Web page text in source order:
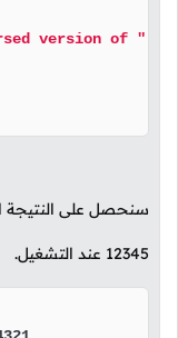
version of "
سنحصل على النتيجة
12345 عند التشغيل.